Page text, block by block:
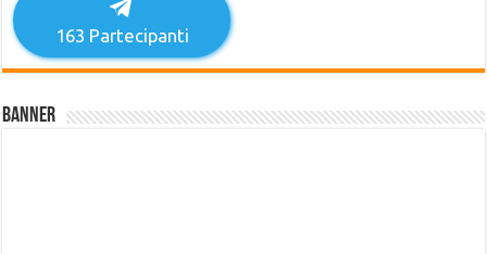
163 Partecipanti
Banner